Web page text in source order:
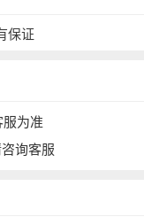
保证
服为准
询客服